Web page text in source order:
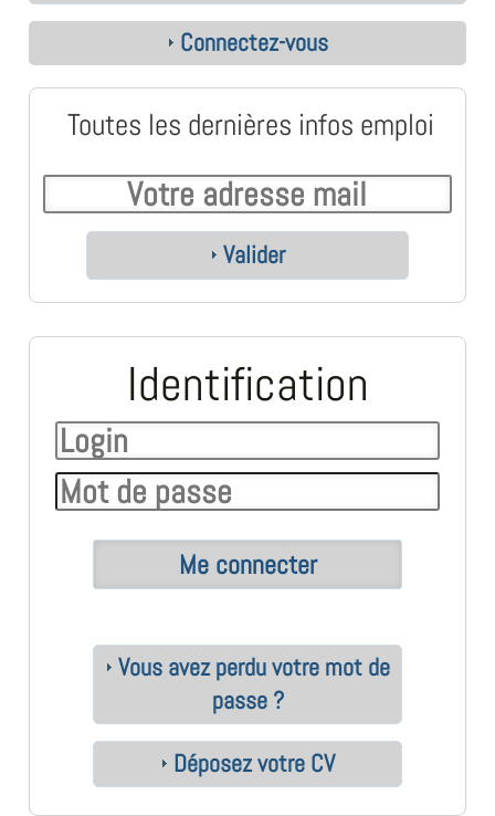
Connectez-vous
Toutes les dernières infos emploi
Valider
Identification
Vous avez perdu votre mot de
passe ?
Déposez votre CV